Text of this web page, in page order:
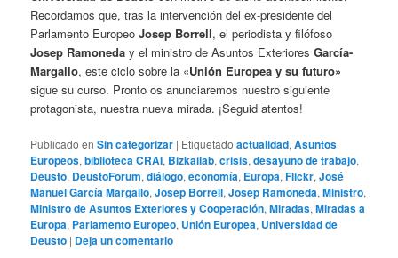
Recordamos que, tras la intervención del ex-presidente del
Parlamento EuropeoJosep Borrell, el periodista y filófoso
Josep Ramoneda y el ministro de Asuntos ExterioresGarcía-
Margallo, este ciclo sobre la «Unión Europea y su futuro»
sigue su curso. Pronto os anunciaremos nuestro siguiente
protagonista, nuestra nueva mirada. ¡Seguid atentos!
Publicado en Sin categorizar | Etiquetado actualidad,Asuntos
Europeos,biblioteca CRAI, Bizkailab,crisis,desayuno de trabajo,
Deusto, DeustoForum,diálogo,economía, Europa,Flickr,José
Manuel García Margallo,Josep Borrell,Josep Ramoneda,Ministro,
Ministro de Asuntos Exteriores y Cooperación,Miradas,Miradas a
Europa, Parlamento Europeo, Unión Europea, Universidad de
Deusto | Deja un comentario